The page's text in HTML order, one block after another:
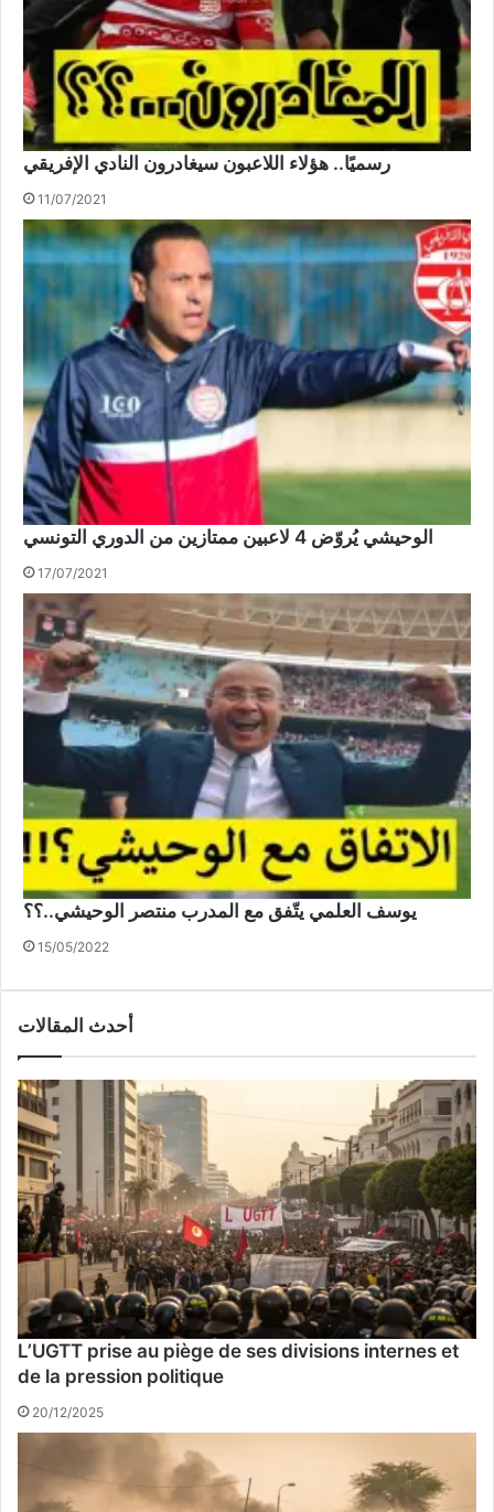
رسميًا.. هؤلاء اللاعبون سيغادرون النادي الإفريقي
11/07/2021
الوحيشي يُروّض 4 لاعبين ممتازين من الدوري التونسي
17/07/2021
يوسف العلمي يتّفق مع المدرب منتصر الوحيشي..؟؟
15/05/2022
أحدث المقالات
L’UGTT prise au piège de ses divisions internes et
de la pression politique
20/12/2025